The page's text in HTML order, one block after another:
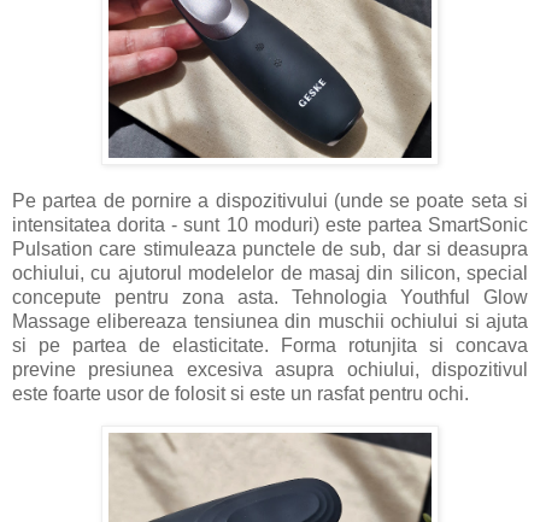
Pe partea de pornire a dispozitivului (unde se poate seta si
intensitatea dorita - sunt 10 moduri) este partea SmartSonic
Pulsation care stimuleaza punctele de sub, dar si deasupra
ochiului, cu ajutorul modelelor de masaj din silicon, special
concepute pentru zona asta. Tehnologia Youthful Glow
Massage elibereaza tensiunea din muschii ochiului si ajuta
si pe partea de elasticitate. Forma rotunjita si concava
previne presiunea excesiva asupra ochiului, dispozitivul
este foarte usor de folosit si este un rasfat pentru ochi.